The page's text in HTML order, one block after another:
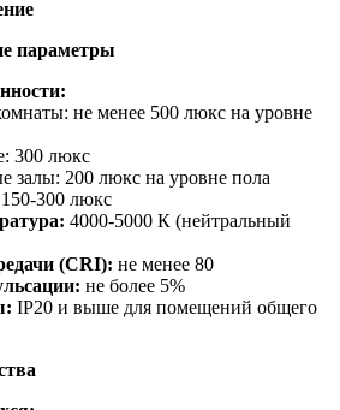
параметры
не менее 500 люкс на уровне
300 люкс
залы: 200 люкс на уровне пола
300 люкс
4000-5000 К (нейтральный
(CRI): не менее 80
не более 5%
IP20 и выше для помещений общего